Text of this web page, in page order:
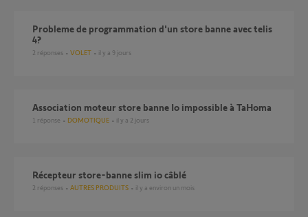
probleme de programmation d'un store banne avec telis
4?
2 réponses VOLET il y a 9 jours
Association moteur store banne Io impossible à TaHoma
1 réponse DOMOTIQUE il y a 2 jours
Récepteur store-banne slim io câblé
2 réponses AUTRES PRODUITS il y a environ un mois